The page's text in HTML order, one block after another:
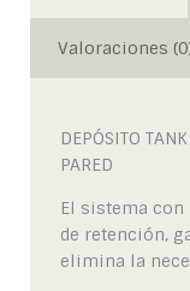
Valoraciones
DEPÓSITO
PARED
El sistema
de retención,
elimina la